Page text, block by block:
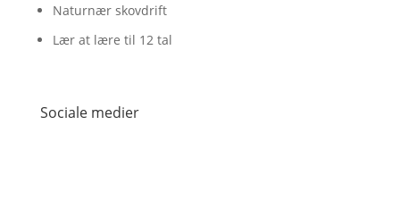
Naturnær skovdrift
Lær at lære til 12 tal
Sociale medier